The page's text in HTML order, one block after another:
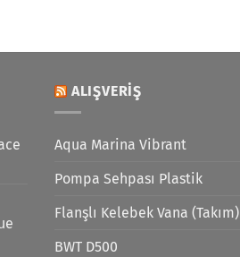
ALIŞVERIŞ
Aqua Marina Vibrant
Pompa Sehpası Plastik
Flanşlı Kelebek Vana (Takım)
BWT D500